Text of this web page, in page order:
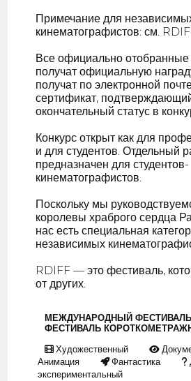
Примечание для
кинематографистов: см.
Все официально отобранные
получат официальную
получат по электронной
сертификат,
окончательный статус в
Конкурс открыт как для
и для студентов. Отдельный
предназначен для студентов-
кинематографистов.
Поскольку мы
королевы храброго сердца
нас есть специальная
независимых
RDIFF — это фестиваль,
от других.
МЕЖДУНАРОДНЫЙ ФЕСТИВАЛЬ
ФЕСТИВАЛЬ
Художественный
Анимация
Фантастика
экспериментальный